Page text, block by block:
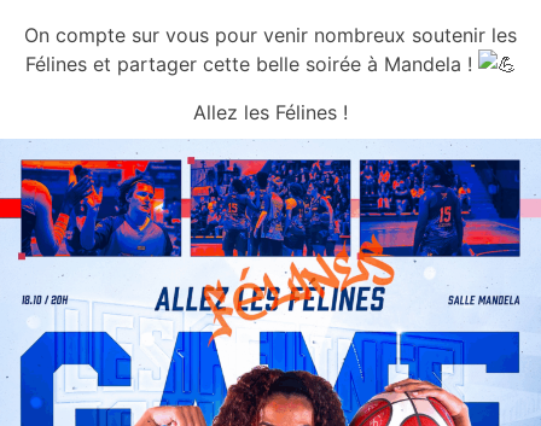
On compte sur vous pour venir nombreux soutenir les
Félines et partager cette belle soirée à Mandela !
Allez les Félines !